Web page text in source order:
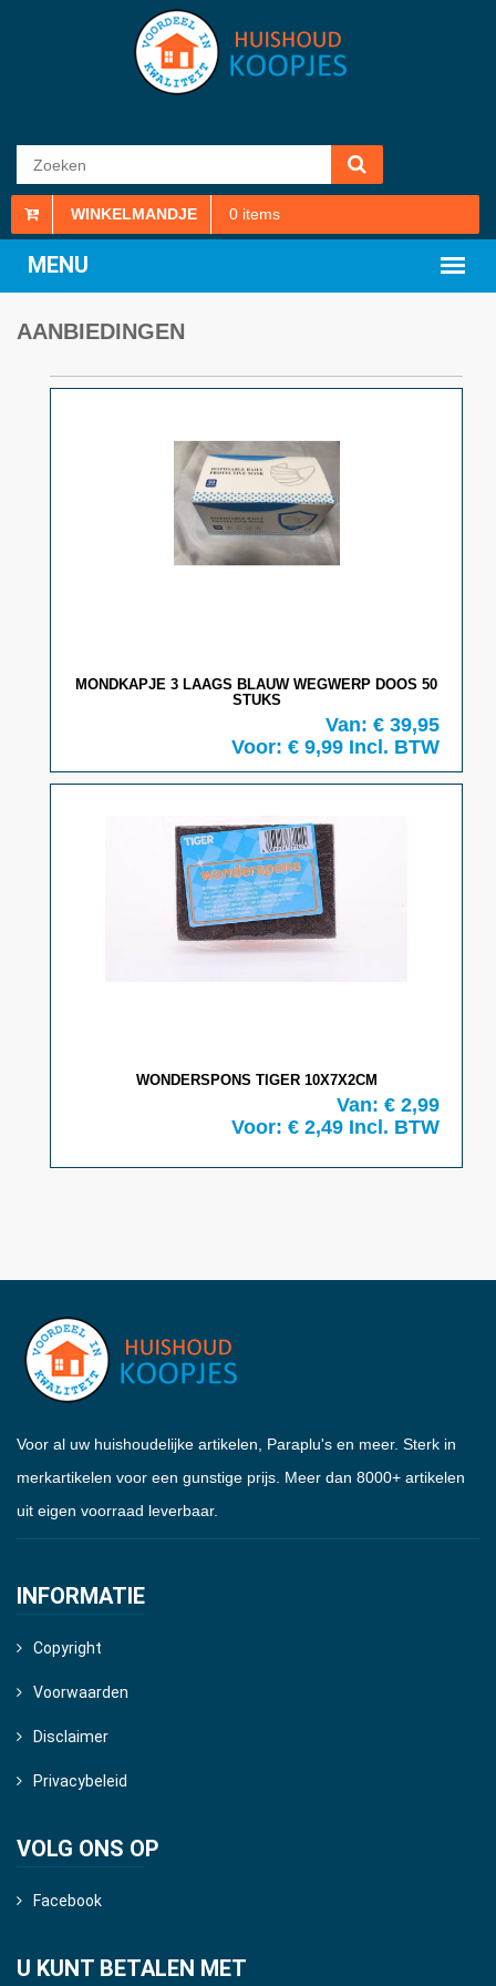
WINKELMANDJE 0 items
AANBIEDINGEN
MONDKAPJE 3 LAAGS BLAUW WEGWERP DOOS 50
STUKS
Van: € 39,95
Voor: € 9,99 Incl. BTW
WONDERSPONS TIGER 10X7X2CM
Van: € 2,99
Voor: € 2,49 Incl. BTW
Voor al uw huishoudelijke artikelen, Paraplu's en meer. Sterk in
merkartikelen voor een gunstige prijs. Meer dan 8000+ artikelen
uit eigen voorraad leverbaar.
INFORMATIE
Copyright
Voorwaarden
Disclaimer
Privacybeleid
VOLG ONS OP
Facebook
U KUNT BETALEN MET